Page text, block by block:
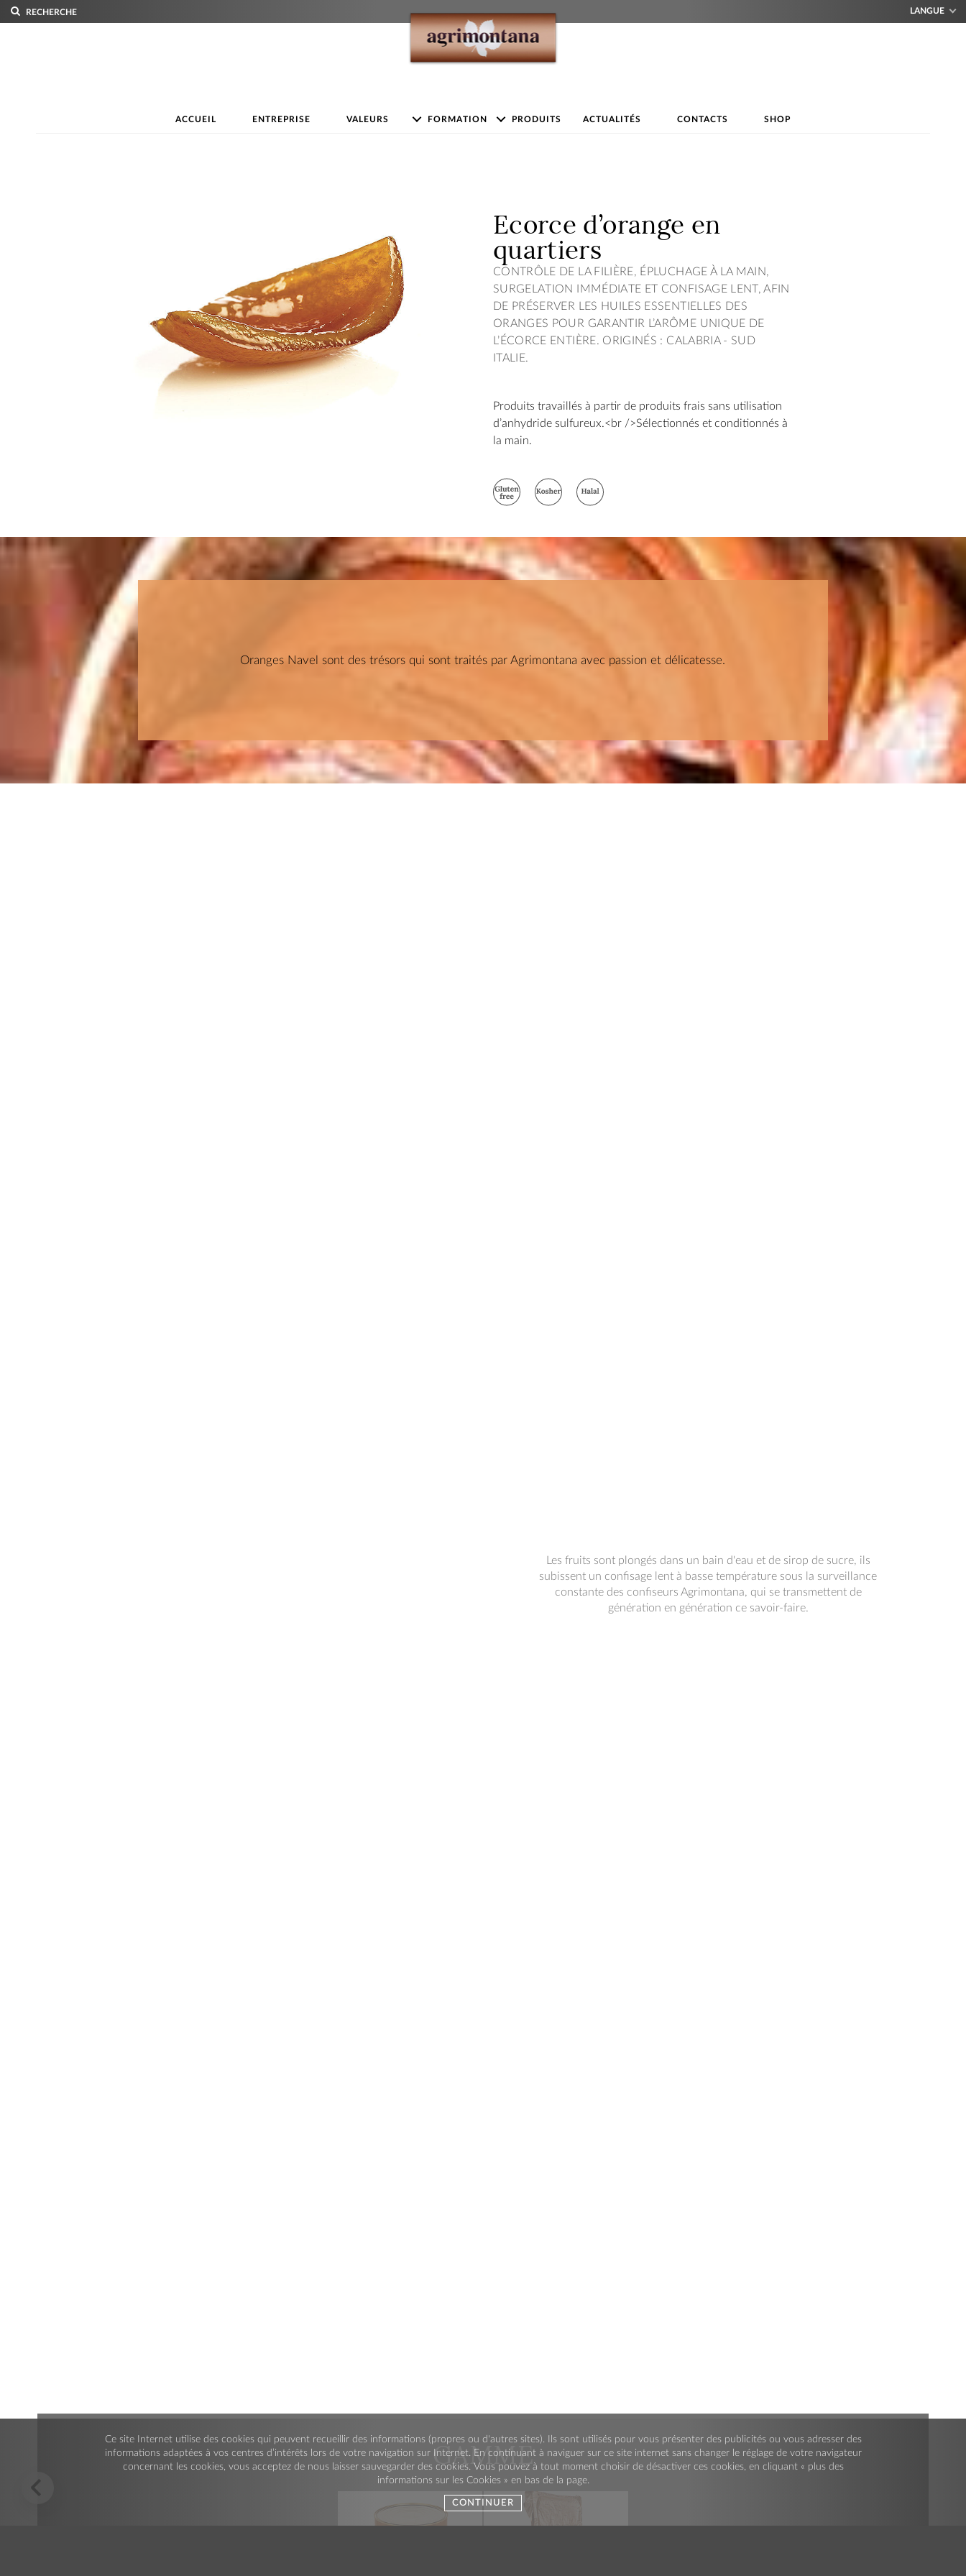
Ce site Internet utilise des cookies qui peuvent recueillir des informations (propres ou d'autres sites). Ils sont utilisés pour vous présenter des publicités ou vous adresser des
informations adaptées à vos centres d’intérêts lors de votre navigation sur Internet. En continuant à naviguer sur ce site internet sans changer le réglage de votre navigateur
concernant les cookies, vous acceptez de nous laisser sauvegarder des cookies. Vous pouvez à tout moment choisir de désactiver ces cookies, en cliquant « plus des
informations sur les Cookies » en bas de la page.
CONTINUER
RECHERCHE LANGUE
ACCUEIL ENTREPRISE VALEURS FORMATION PRODUITS ACTUALITÉS CONTACTS SHOP
Ecorce d’orange en
quartiers
CONTRÔLE DE LA FILIÈRE, ÉPLUCHAGE À LA MAIN,
SURGELATION IMMÉDIATE ET CONFISAGE LENT, AFIN
DE PRÉSERVER LES HUILES ESSENTIELLES DES
ORANGES POUR GARANTIR L’ARÔME UNIQUE DE
L’ÉCORCE ENTIÈRE. ORIGINÉS : CALABRIA - SUD
ITALIE.
Produits travaillés à partir de produits frais sans utilisation
d’anhydride sulfureux.<br />Sélectionnés et conditionnés à
la main.
Oranges Navel sont des trésors qui sont traités par Agrimontana avec passion et délicatesse.
Les fruits sont plongés dans un bain d'eau et de sirop de sucre, ils
subissent un confisage lent à basse température sous la surveillance
constante des confiseurs Agrimontana, qui se transmettent de
génération en génération ce savoir-faire.
GAMME
Système de Gestion Environnementale UNI EN ISO 14001:2015
Santé et sécurité UNI EN ISO 45001:2018